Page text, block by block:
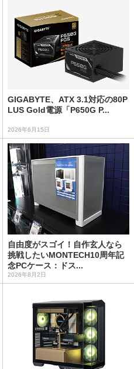
GIGABYTE、ATX 3.1対応の80P
LUS Gold電源「P650G P...
2026年6月15日
自由度がスゴイ！自作玄人なら
挑戦したいMONTECH10周年記
念PCケース：ドス...
2026年8月2日